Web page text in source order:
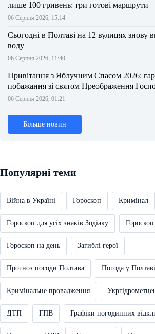
лише 100 гривень: три готові маршрути
06 Серпня 2026, 15:14
Сьогодні в Полтаві на 12 вулицях знову
воду
06 Серпня 2026, 11:40
Привітання з Яблучним Спасом 2026:
побажання зі святом Преображення
06 Серпня 2026, 01:21
Більше новин
Популярні теми
Війна в Україні Гороскоп Кримінал
Гороскоп для усіх знаків Зодіаку
Гороскоп на день Загиблі герої
Прогноз погоди Полтава Погода у Полтаві
Кримінальне провадження
ДТП ГПВ Графіки погодинних